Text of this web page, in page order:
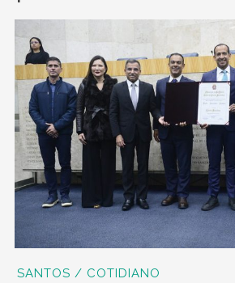
SANTOS / COTIDIANO